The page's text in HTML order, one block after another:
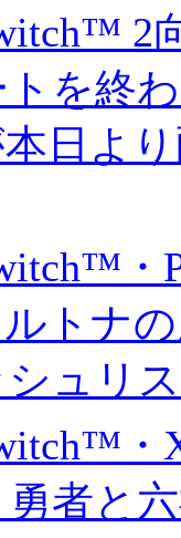
2
を終
本日よ
・
トナ
ュリ
・
者と